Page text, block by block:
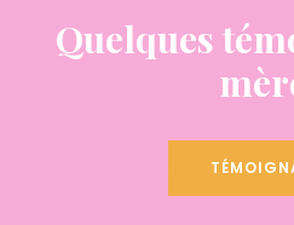
Quelques